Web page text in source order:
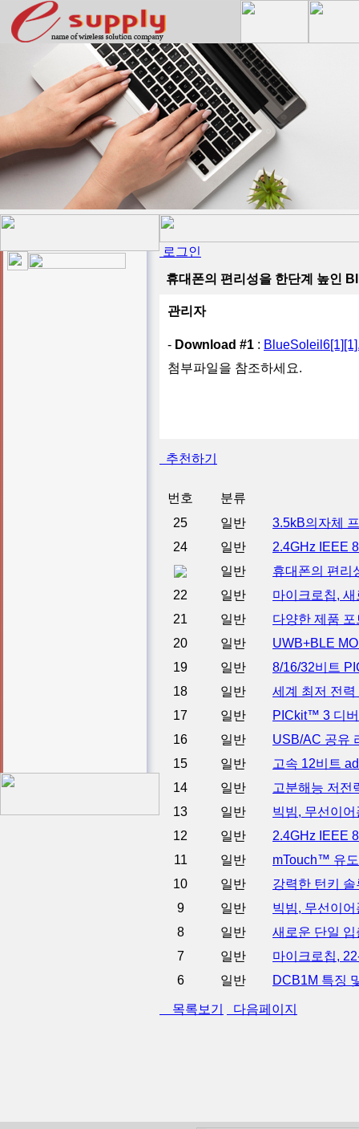
로그인
휴대폰의 편리성을 한단계 높인
관리자
- Download #1 :
첨부파일을 참조하세요.
추천하기
번호
분류
25
일반
3.5kB의자체
24
일반
2.4GHz IEEE
일반
휴대폰의 편리
22
일반
마이크로칩,
21
일반
다양한 제품
20
일반
UWB+BLE
19
일반
8/16/32비트
18
일반
세계 최저 전
17
일반
PICkit™ 3 디
16
일반
USB/AC 공유
15
일반
고속 12비트
14
일반
고분해능 저전
13
일반
빅빔, 무선이어
12
일반
2.4GHz IEEE
11
일반
mTouch™ 유
10
일반
강력한 턴키
9
일반
빅빔, 무선이어
8
일반
새로운 단일
7
일반
마이크로칩,
6
일반 DCB1M 특징
목록보기 다음페이지